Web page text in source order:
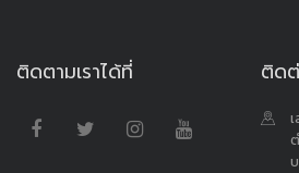
ติดตามเราได้ที่ ติดต่